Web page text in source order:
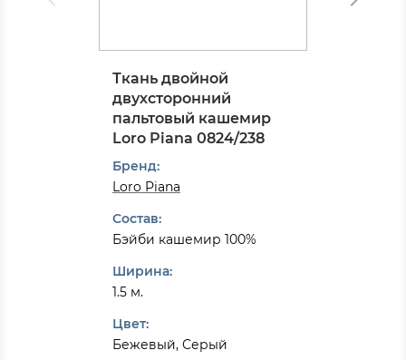
Ткань двойной
двухсторонний
пальтовый кашемир
Loro Piana 0824/238
Бренд:
Loro Piana
Состав:
Бэйби кашемир 100%
Ширина:
1.5 м.
Цвет:
Бежевый, Серый